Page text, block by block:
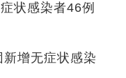
状感染者46例
增无症状感染
油画